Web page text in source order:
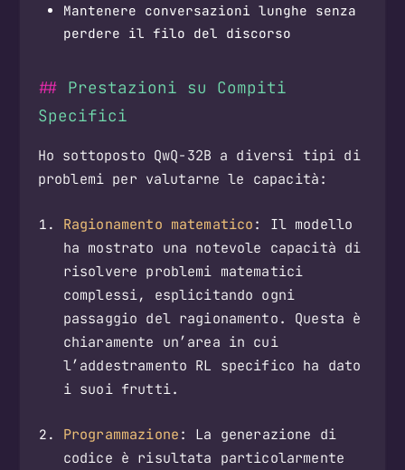
Mantenere conversazioni lunghe senza
perdere il filo del discorso
Prestazioni su Compiti
Specifici
Ho sottoposto QwQ-32B a diversi tipi di
problemi per valutarne le capacità:
Ragionamento matematico: Il modello
ha mostrato una notevole capacità di
risolvere problemi matematici
complessi, esplicitando ogni
passaggio del ragionamento. Questa è
chiaramente un’area in cui
l’addestramento RL specifico ha dato
i suoi frutti.
Programmazione: La generazione di
codice è risultata particolarmente